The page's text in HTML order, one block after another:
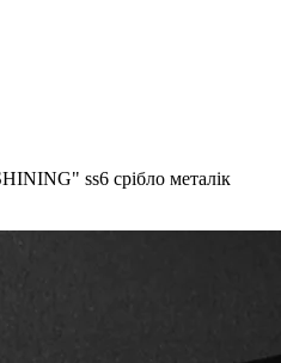
ss6 срібло металік